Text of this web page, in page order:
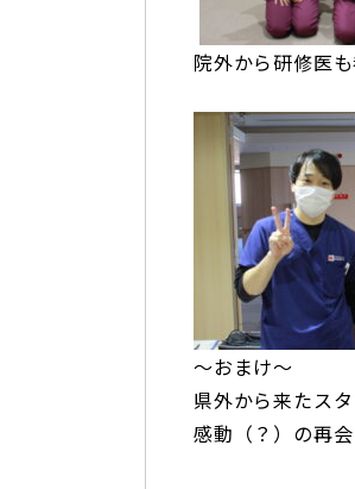
院外から研修医
〜おまけ〜
県外から来たス
感動（？）の再